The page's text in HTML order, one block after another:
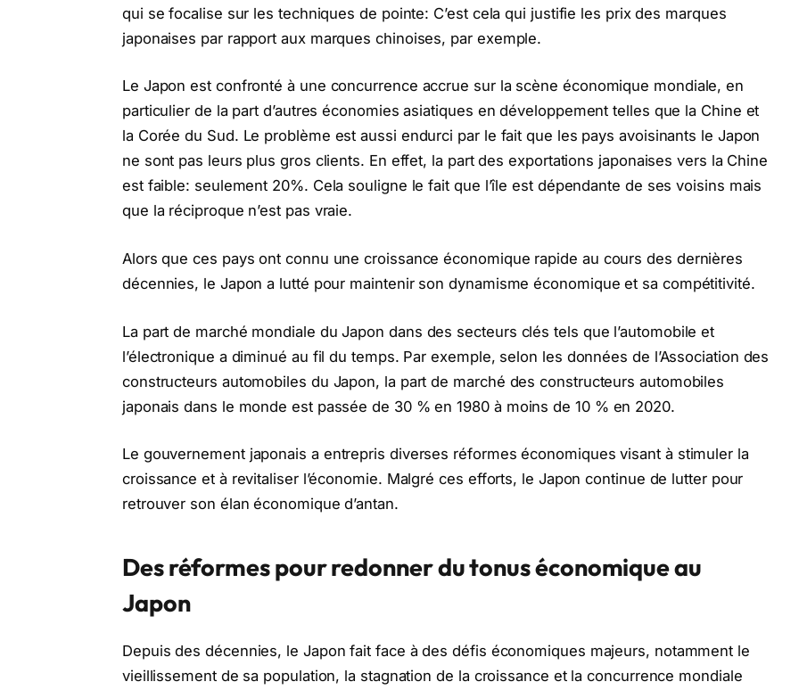
qui se focalise sur les techniques de pointe: C’est cela qui justifie les prix des marques
japonaises par rapport aux marques chinoises, par exemple.
Le Japon est confronté à une concurrence accrue sur la scène économique mondiale, en
particulier de la part d’autres économies asiatiques en développement telles que la Chine et
la Corée du Sud. Le problème est aussi endurci par le fait que les pays avoisinants le Japon
ne sont pas leurs plus gros clients. En effet, la part des exportations japonaises vers la Chine
est faible: seulement 20%. Cela souligne le fait que l’île est dépendante de ses voisins mais
que la réciproque n’est pas vraie.
Alors que ces pays ont connu une croissance économique rapide au cours des dernières
décennies, le Japon a lutté pour maintenir son dynamisme économique et sa compétitivité.
La part de marché mondiale du Japon dans des secteurs clés tels que l’automobile et
l’électronique a diminué au fil du temps. Par exemple, selon les données de l’Association des
constructeurs automobiles du Japon, la part de marché des constructeurs automobiles
japonais dans le monde est passée de 30 % en 1980 à moins de 10 % en 2020.
Le gouvernement japonais a entrepris diverses réformes économiques visant à stimuler la
croissance et à revitaliser l’économie. Malgré ces efforts, le Japon continue de lutter pour
retrouver son élan économique d’antan.
Des réformes pour redonner du tonus économique au
Japon
Depuis des décennies, le Japon fait face à des défis économiques majeurs, notamment le
vieillissement de sa population, la stagnation de la croissance et la concurrence mondiale